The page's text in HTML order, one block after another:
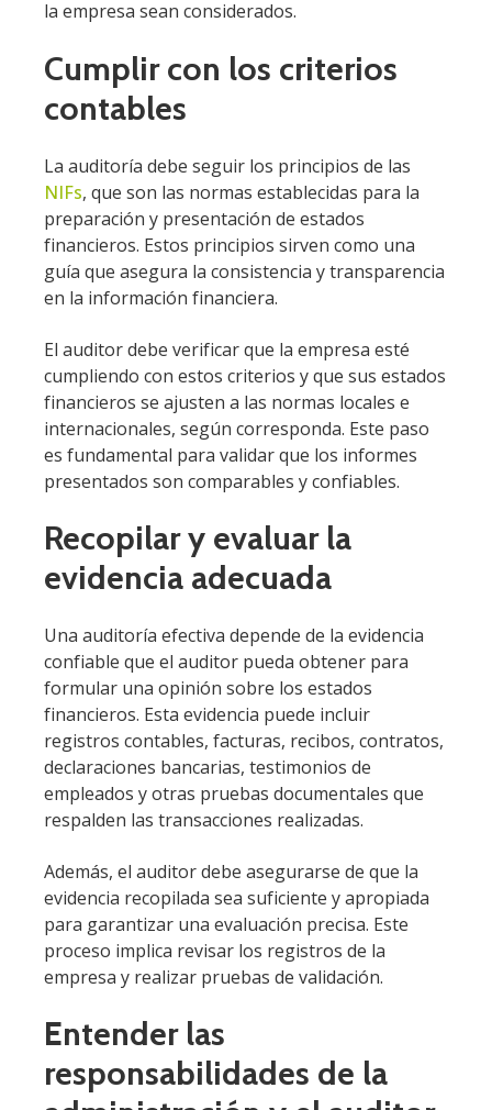
la empresa sean considerados.
Cumplir con los criterios
contables
La auditoría debe seguir los principios de las
NIFs, que son las normas establecidas para la
preparación y presentación de estados
financieros. Estos principios sirven como una
guía que asegura la consistencia y transparencia
en la información financiera.
El auditor debe verificar que la empresa esté
cumpliendo con estos criterios y que sus estados
financieros se ajusten a las normas locales e
internacionales, según corresponda. Este paso
es fundamental para validar que los informes
presentados son comparables y confiables.
Recopilar y evaluar la
evidencia adecuada
Una auditoría efectiva depende de la evidencia
confiable que el auditor pueda obtener para
formular una opinión sobre los estados
financieros. Esta evidencia puede incluir
registros contables, facturas, recibos, contratos,
declaraciones bancarias, testimonios de
empleados y otras pruebas documentales que
respalden las transacciones realizadas.
Además, el auditor debe asegurarse de que la
evidencia recopilada sea suficiente y apropiada
para garantizar una evaluación precisa. Este
proceso implica revisar los registros de la
empresa y realizar pruebas de validación.
Entender las
responsabilidades de la